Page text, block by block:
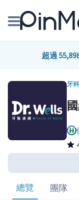
線上預約醫師、院所
醫師專欄專訪
健康主題館
超過
牙科
總覽 團隊